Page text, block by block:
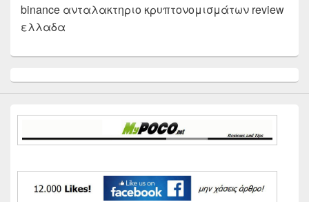
binance ανταλακτηριο κρυπτονομισμάτων review
ελλαδα
Sidebar
Widget